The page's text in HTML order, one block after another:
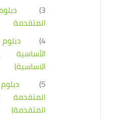
3)
المتقدمة
4)
الأساسية
الاساسية)
5)
المتقدمة
المتقدمة)